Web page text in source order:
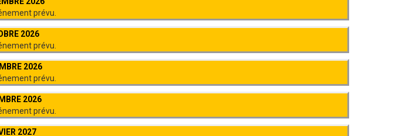
prévu.
2026
prévu.
2026
prévu.
2026
prévu.
2027